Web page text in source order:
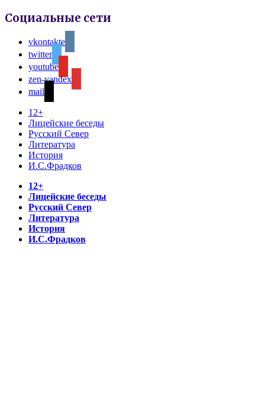
Социальные сети
vkontakte
twitter
youtube
zen-yandex
mail
12+
Лицейские беседы
Русский Север
Литература
История
И.С.Фрадков
12+
Лицейские беседы
Русский Север
Литература
История
И.С.Фрадков